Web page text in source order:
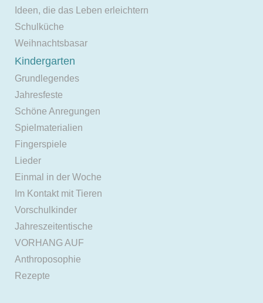
Ideen, die das Leben erleichtern
Schulküche
Weihnachtsbasar
Kindergarten
Grundlegendes
Jahresfeste
Schöne Anregungen
Spielmaterialien
Fingerspiele
Lieder
Einmal in der Woche
Im Kontakt mit Tieren
Vorschulkinder
Jahreszeitentische
VORHANG AUF
Anthroposophie
Rezepte